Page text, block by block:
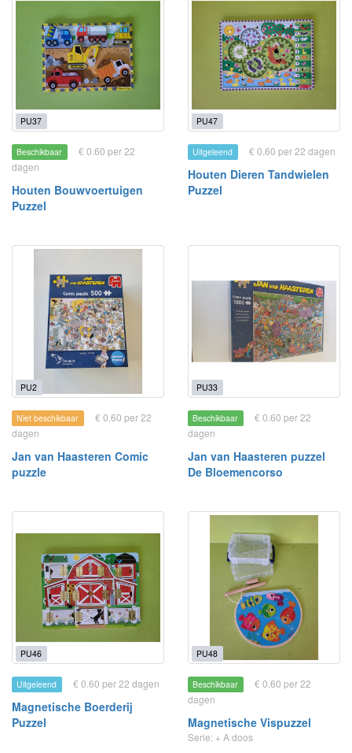
PU37
Beschikbaar
€ 0.60 per 22
dagen
Houten Bouwvoertuigen
Puzzel
PU47
Uitgeleend € 0.60 per 22 dagen
Houten Dieren Tandwielen
Puzzel
PU2
Niet beschikbaar
€ 0.60 per 22
dagen
Jan van Haasteren Comic
puzzle
PU33
Beschikbaar
€ 0.60 per 22
dagen
Jan van Haasteren puzzel
De Bloemencorso
PU46
Uitgeleend € 0.60 per 22 dagen
Magnetische Boerderij
Puzzel
PU48
Beschikbaar
€ 0.60 per 22
dagen
Magnetische Vispuzzel
Serie: + A doos